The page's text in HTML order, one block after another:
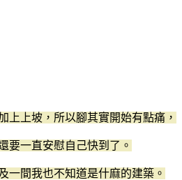
上上坡，所以腳其實開始有點痛，
要一直安慰自己快到了。
一間我也不知道是什麻的建築。